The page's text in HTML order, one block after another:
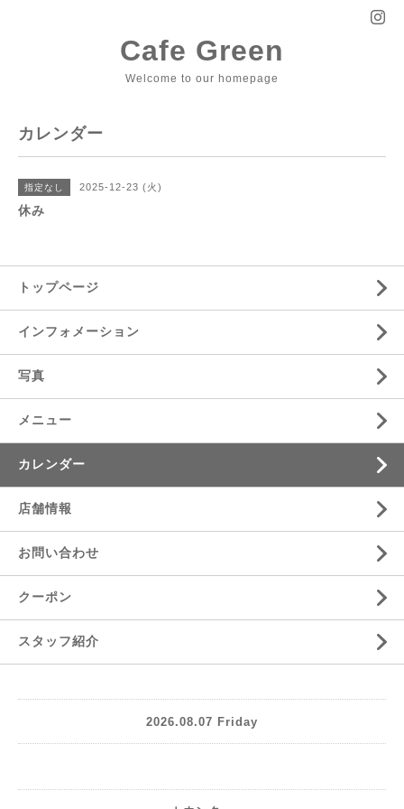
Cafe Green
Welcome to our homepage
カレンダー
指定なし 2025-12-23 (火)
休み
トップページ
インフォメーション
写真
メニュー
カレンダー
店舗情報
お問い合わせ
クーポン
スタッフ紹介
2026.08.07 Friday